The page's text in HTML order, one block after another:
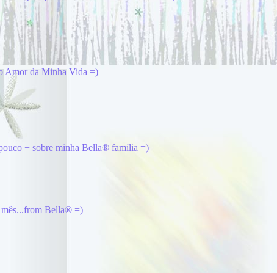
Amor da Minha Vida =)
+ sobre minha Bella® família =)
mês...from Bella® =)